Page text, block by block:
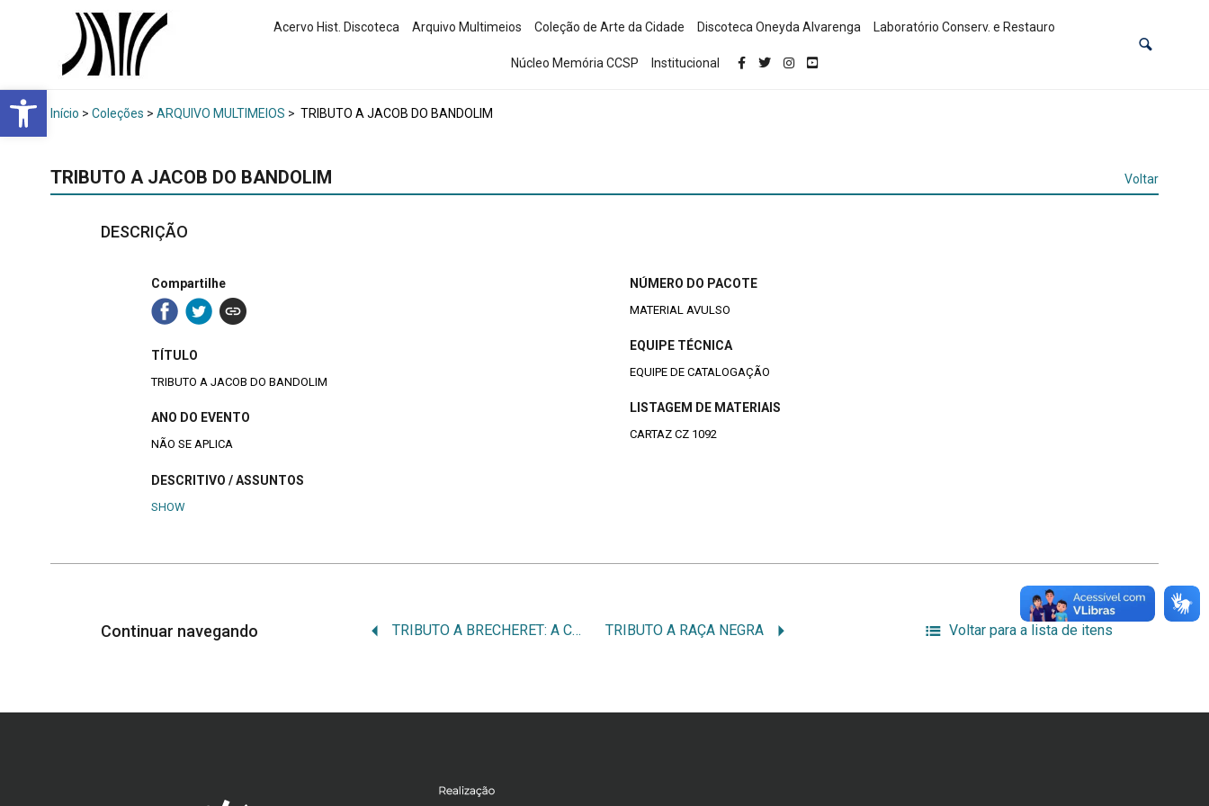
Abrir a barra de ferramentas
Acervo Hist. Discoteca Arquivo Multimeios Coleção de Arte da Cidade Discoteca Oneyda Alvarenga Laboratório Conserv. e Restauro
Núcleo Memória CCSP Institucional
Início > Coleções > ARQUIVO MULTIMEIOS > TRIBUTO A JACOB DO BANDOLIM
TRIBUTO A JACOB DO BANDOLIM Voltar
DESCRIÇÃO
Compartilhe
TÍTULO
TRIBUTO A JACOB DO BANDOLIM
ANO DO EVENTO
NÃO SE APLICA
DESCRITIVO / ASSUNTOS
SHOW
NÚMERO DO PACOTE
MATERIAL AVULSO
EQUIPE TÉCNICA
EQUIPE DE CATALOGAÇÃO
LISTAGEM DE MATERIAIS
CARTAZ CZ 1092
Continuar navegando TRIBUTO A BRECHERET: A CIDADE E O ATELIER, O ESCULTOR DE SÃO PAULO TRIBUTO A RAÇA NEGRA Voltar para a lista de itens